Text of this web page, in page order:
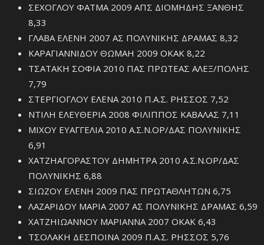
ΣΕΧΟΓΛΟΥ ΦΑΤΜΑ 2009 ΑΠΣ ΔΙΟΜΗΔΗΣ ΞΑΝΘΗΣ
8,33
ΓΛΑΒΑ ΕΛΕΝΗ 2007 ΑΣ ΠΟΛΥΝΙΚΗΣ ΔΡΑΜΑΣ 8,32
ΚΑΡΑΓΙΑΝΝΙΔΟΥ ΘΩΜΑΗ 2009 ΟΚΑΚ 8,22
ΤΣΑΤΑΚΗ ΣΟΦΙΑ 2010 ΠΑΣ ΠΡΩΤΕΑΣ ΑΛΕΞ/ΠΟΛΗΣ
7,79
ΣΤΕΡΓΙΟΓΛΟΥ ΕΛΕΝΑ 2010 Π.Α.Σ. ΡΗΣΣΟΣ 7,52
ΝΤΙΛΗ ΕΛΕΥΘΕΡΙΑ 2008 ΦΙΛΙΠΠΟΣ ΚΑΒΑΛΑΣ 7,11
ΜΙΧΟΥ ΕΥΑΓΓΕΛΙΑ 2010 Α.Σ.Ν.ΟΡ/ΔΑΣ ΠΟΛΥΝΙΚΗΣ
6,91
ΧΑΤΖΗΑΓΟΡΑΣΤΟΥ ΔΗΜΗΤΡΑ 2010 Α.Σ.Ν.ΟΡ/ΔΑΣ
ΠΟΛΥΝΙΚΗΣ 6,88
ΣΙΩΖΟΥ ΕΛΕΝΗ 2009 ΠΑΣ ΠΡΩΤΑΘΛΗΤΩΝ 6,75
ΛΑΖΑΡΙΔΟΥ ΜΑΡΙΑ 2007 ΑΣ ΠΟΛΥΝΙΚΗΣ ΔΡΑΜΑΣ 6,59
ΧΑΤΖΗΙΩΑΝΝΟΥ ΜΑΡΙΑΝΝΑ 2007 ΟΚΑΚ 6,43
ΤΣΟΛΑΚΗ ΔΕΣΠΟΙΝΑ 2009 Π.Α.Σ. ΡΗΣΣΟΣ 5,76